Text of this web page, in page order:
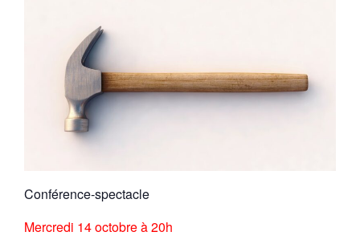
Conférence-spectacle
Mercredi 14 octobre à 20h